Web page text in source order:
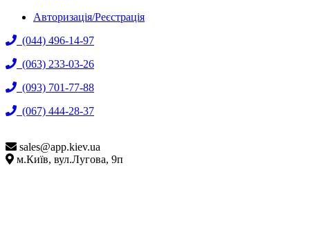
Авторизація/Реєстрація
(044) 496-14-97
(063) 233-03-26
(093) 701-77-88
(067) 444-28-37
sales@app.kiev.ua
м.Київ, вул.Лугова, 9п